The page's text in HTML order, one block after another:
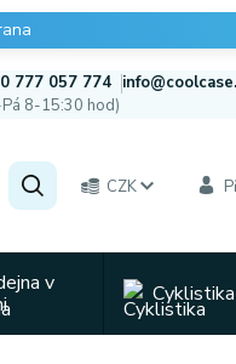
777 057 774
8-15:30 hod)
CZK
v
Cyklistika